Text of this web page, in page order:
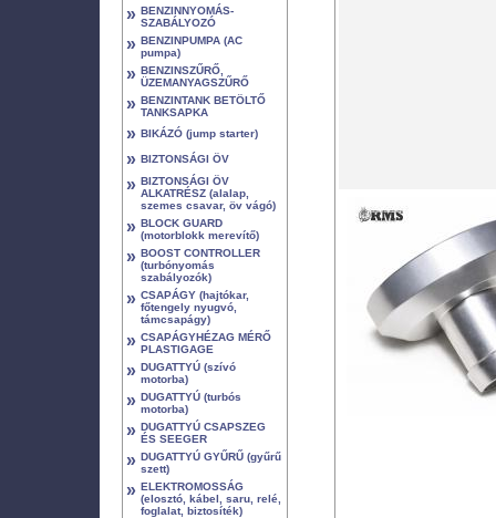
» BENZINNYOMÁS-
SZABÁLYOZÓ
» BENZINPUMPA (AC
pumpa)
» BENZINSZŰRŐ,
ÜZEMANYAGSZŰRŐ
» BENZINTANK BETÖLTŐ
TANKSAPKA
» BIKÁZÓ (jump starter)
» BIZTONSÁGI ÖV
» BIZTONSÁGI ÖV
ALKATRÉSZ (alalap,
szemes csavar, öv vágó)
» BLOCK GUARD
(motorblokk merevítő)
» BOOST CONTROLLER
(turbónyomás
szabályozók)
» CSAPÁGY (hajtókar,
főtengely nyugvó,
támcsapágy)
» CSAPÁGYHÉZAG MÉRŐ
PLASTIGAGE
» DUGATTYÚ (szívó
motorba)
» DUGATTYÚ (turbós
motorba)
» DUGATTYÚ CSAPSZEG
ÉS SEEGER
» DUGATTYÚ GYŰRŰ (gyűrű
szett)
» ELEKTROMOSSÁG
(elosztó, kábel, saru, relé,
foglalat, biztosíték)